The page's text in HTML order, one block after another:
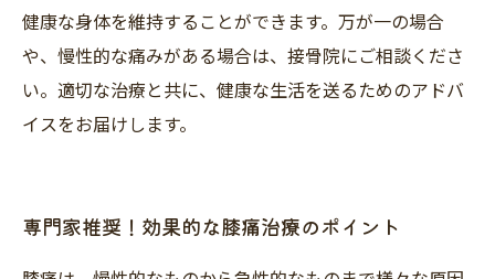
健康な身体を維持することができます。万が一の場合
や、慢性的な痛みがある場合は、接骨院にご相談くださ
い。適切な治療と共に、健康な生活を送るためのアドバ
イスをお届けします。
専門家推奨！効果的な膝痛治療のポイント